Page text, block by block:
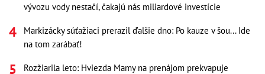
vývozu vody nestačí, čakajú nás miliardové investície
Markizácky súťažiaci prerazil ďalšie dno: Po kauze v šou... Ide
na tom zarábať!
Rozžiarila leto: Hviezda Mamy na prenájom prekvapuje